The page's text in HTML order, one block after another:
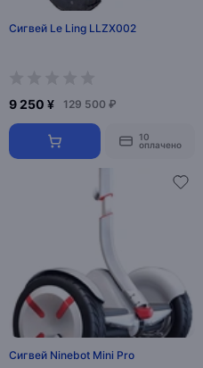
Сигвей Le Ling LLZX002
9 250 ¥ 129 500 ₽
10
оплачено
Сигвей Ninebot Mini Pro